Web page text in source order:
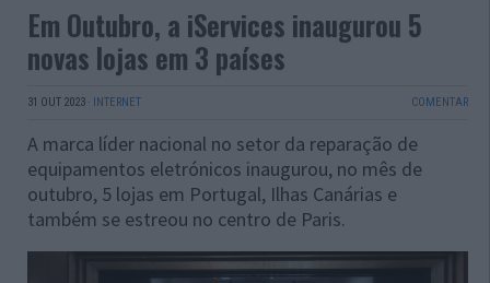
Em Outubro, a iServices inaugurou 5
novas lojas em 3 países
31 OUT 2023 · INTERNET COMENTAR
A marca líder nacional no setor da reparação de
equipamentos eletrónicos inaugurou, no mês de
outubro, 5 lojas em Portugal, Ilhas Canárias e
também se estreou no centro de Paris.